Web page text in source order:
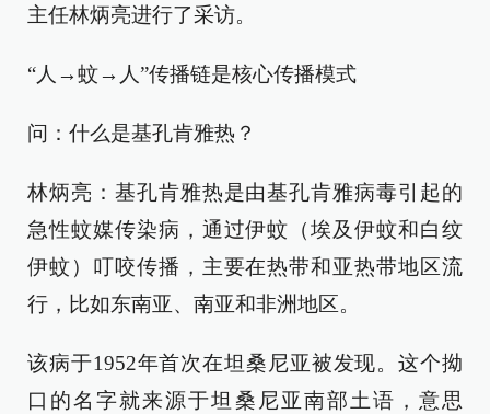
主任林炳亮进行了采访。
“人→蚊→人”传播链是核心传播模式
问：什么是基孔肯雅热？
林炳亮：基孔肯雅热是由基孔肯雅病毒引起的
急性蚊媒传染病，通过伊蚊（埃及伊蚊和白纹
伊蚊）叮咬传播，主要在热带和亚热带地区流
行，比如东南亚、南亚和非洲地区。
该病于1952年首次在坦桑尼亚被发现。这个拗
口的名字就来源于坦桑尼亚南部土语，意思